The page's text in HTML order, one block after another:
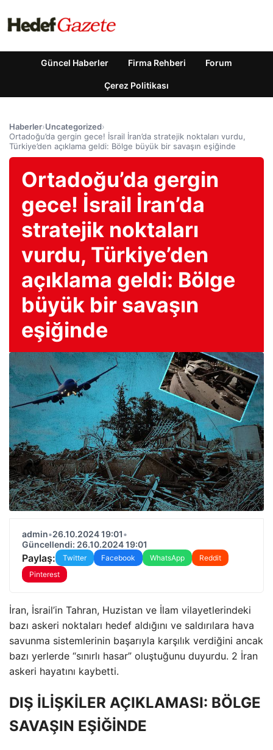
Güncel Haberler Firma Rehberi Forum
Çerez Politikası
Haberler›Uncategorized›
Ortadoğu’da gergin gece! İsrail İran’da stratejik noktaları vurdu,
Türkiye’den açıklama geldi: Bölge büyük bir savaşın eşiğinde
Ortadoğu’da gergin
gece! İsrail İran’da
stratejik noktaları
vurdu, Türkiye’den
açıklama geldi: Bölge
büyük bir savaşın
eşiğinde
admin•26.10.2024 19:01•
Güncellendi: 26.10.2024 19:01
Paylaş: Twitter Facebook WhatsApp
Reddit
Pinterest
İran, İsrail’in Tahran, Huzistan ve İlam vilayetlerindeki
bazı askeri noktaları hedef aldığını ve saldırılara hava
savunma sistemlerinin başarıyla karşılık verdiğini ancak
bazı yerlerde “sınırlı hasar” oluştuğunu duyurdu. 2 İran
askeri hayatını kaybetti.
DIŞ İLİŞKİLER AÇIKLAMASI: BÖLGE
SAVAŞIN EŞİĞİNDE